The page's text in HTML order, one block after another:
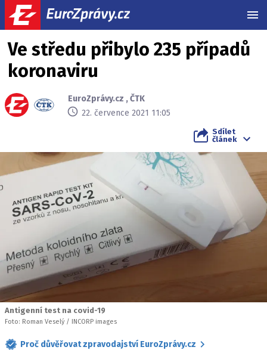
Ve středu přibylo 235 případů
koronaviru
EuroZprávy.cz ,ČTK
22. července 2021 11:05
Sdílet
článek
Antigenní test na covid-19
Foto: Roman Veselý / INCORP images
Proč důvěřovat zpravodajství EuroZprávy.cz